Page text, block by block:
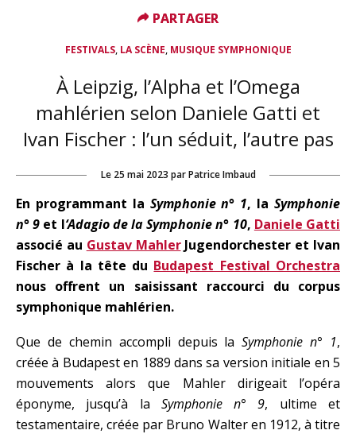
FESTIVALS, LA SCÈNE, MUSIQUE SYMPHONIQUE
À Leipzig, l’Alpha et l’Omega
mahlérien selon Daniele Gatti et
Ivan Fischer : l’un séduit, l’autre pas
Le 25 mai 2023 par Patrice Imbaud
En programmant la Symphonie n° 1, laSymphonie
n° 9 et l‘Adagio de la Symphonie n° 10, Daniele Gatti
associé au Gustav MahlerJugendorchester et Ivan
Fischer à la tête du Budapest Festival Orchestra
nous offrent un saisissant raccourci du corpus
symphonique mahlérien.
Que de chemin accompli depuis laSymphonie n° 1,
créée à Budapest en 1889 dans sa version initiale en 5
mouvements alors que Mahler dirigeait l’opéra
éponyme, jusqu’à la Symphonie n° 9, ultime et
testamentaire, créée par Bruno Walter en 1912, à titre
PARTAGER
PARTAGER